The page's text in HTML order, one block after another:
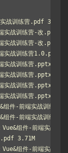
战训练营.pdf 3.80M
实战训练营-改.pptx
实战训练营-改.pptx
实战训练营1.0.pptx
实战训练营.pptx
实战训练营.pptx
实战训练营.pptx
实战训练营.pptx
组件-前端实战训练营
组件-前端实战训练营
组件-前端实战训
.pdf 3.71M
组件-前端实战训